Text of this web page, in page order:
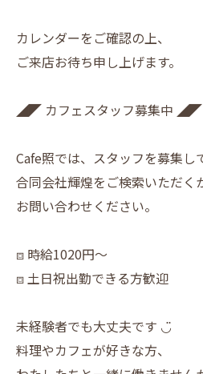
カレンダーをご確認の上、
ご来店お待ち申し上げます。
◢◤ カフェスタッフ募集中 ◢◤
Cafe照では、スタッフを募集し
合同会社輝煌をご検索いただく
お問い合わせください。
⧈ 時給1020円〜
⧈ 土日祝出勤できる方歓迎
未経験者でも大丈夫です ◡̈
料理やカフェが好きな方、